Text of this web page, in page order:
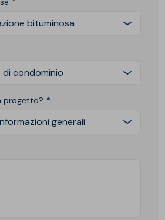
bituminosa
condominio
progetto?
generali